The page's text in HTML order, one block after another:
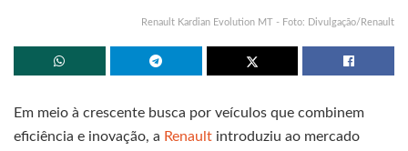
Renault Kardian Evolution MT - Foto: Divulgação/Renault
Em meio à crescente busca por veículos que combinem
eficiência e inovação, a Renault introduziu ao mercado